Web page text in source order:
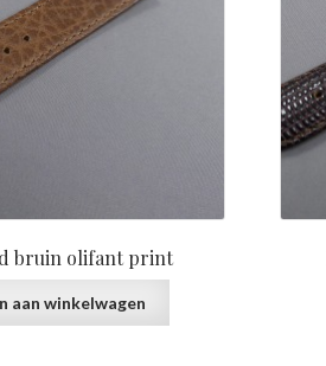
bruin olifant print
aan winkelwagen